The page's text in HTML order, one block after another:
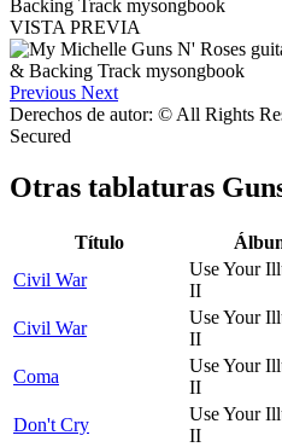
VISTA PREVIA
Previous Next
Derechos de autor: © All Rights
Secured
Otras tablaturas
Título
Civil War
Use Your
II
Civil War
Use Your
II
Coma
Use Your
II
Don't Cry
Use Your
II